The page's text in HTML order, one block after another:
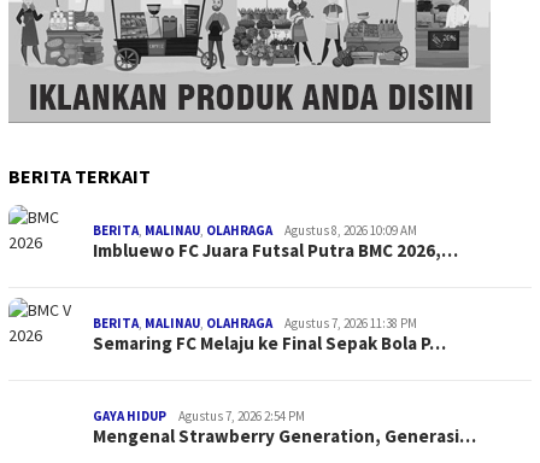
BERITA TERKAIT
BERITA MALINAU OLAHRAGA Agustus 8, 2026 10:09 AM
Imbluewo FC Juara Futsal Putra BMC 2026,…
BERITA MALINAU OLAHRAGA Agustus 7, 2026 11:38 PM
Semaring FC Melaju ke Final Sepak Bola P…
GAYA HIDUP Agustus 7, 2026 2:54 PM
Mengenal Strawberry Generation, Generasi…